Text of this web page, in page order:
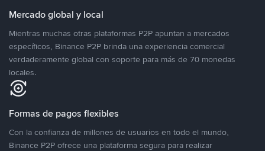
Mercado global y local
Mientras muchas otras plataformas P2P apuntan a mercados
específicos, Binance P2P brinda una experiencia comercial
verdaderamente global con soporte para más de 70 monedas
locales.
Formas de pagos flexibles
Con la confianza de millones de usuarios en todo el mundo,
Binance P2P ofrece una plataforma segura para realizar